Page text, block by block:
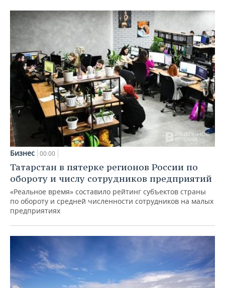
Бизнес 00:00
Татарстан в пятерке регионов России по
обороту и числу сотрудников предприятий
«Реальное время» составило рейтинг субъектов страны
по обороту и средней численности сотрудников на малых
предприятиях